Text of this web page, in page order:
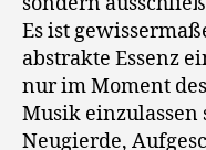
Es ist
abstrakte Essenz
nur im Moment
Musik einzulassen
Neugierde,